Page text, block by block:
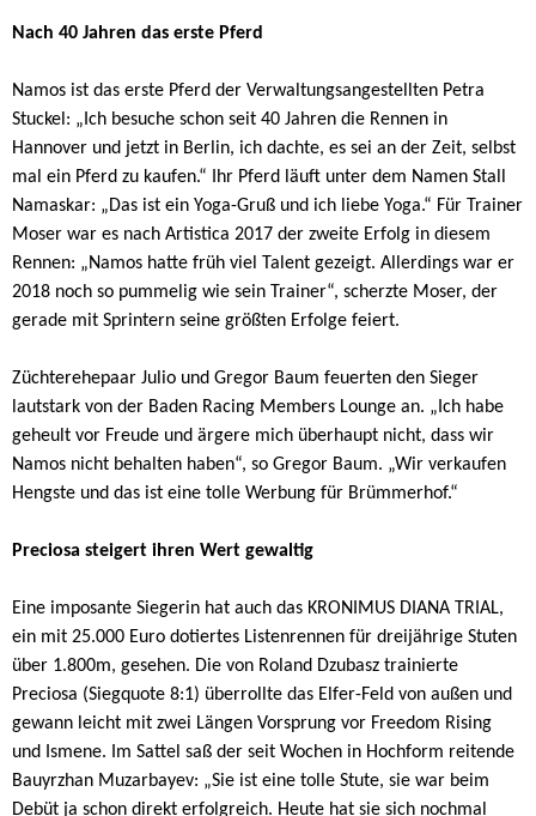
Nach 40 Jahren das erste Pferd
Namos ist das erste Pferd der Verwaltungsangestellten Petra
Stuckel: „Ich besuche schon seit 40 Jahren die Rennen in
Hannover und jetzt in Berlin, ich dachte, es sei an der Zeit, selbst
mal ein Pferd zu kaufen.“ Ihr Pferd läuft unter dem Namen Stall
Namaskar: „Das ist ein Yoga-Gruß und ich liebe Yoga.“ Für Trainer
Moser war es nach Artistica 2017 der zweite Erfolg in diesem
Rennen: „Namos hatte früh viel Talent gezeigt. Allerdings war er
2018 noch so pummelig wie sein Trainer“, scherzte Moser, der
gerade mit Sprintern seine größten Erfolge feiert.
Züchterehepaar Julio und Gregor Baum feuerten den Sieger
lautstark von der Baden Racing Members Lounge an. „Ich habe
geheult vor Freude und ärgere mich überhaupt nicht, dass wir
Namos nicht behalten haben“, so Gregor Baum. „Wir verkaufen
Hengste und das ist eine tolle Werbung für Brümmerhof.“
Preciosa steigert ihren Wert gewaltig
Eine imposante Siegerin hat auch das KRONIMUS DIANA TRIAL,
ein mit 25.000 Euro dotiertes Listenrennen für dreijährige Stuten
über 1.800m, gesehen. Die von Roland Dzubasz trainierte
Preciosa (Siegquote 8:1) überrollte das Elfer-Feld von außen und
gewann leicht mit zwei Längen Vorsprung vor Freedom Rising
und Ismene. Im Sattel saß der seit Wochen in Hochform reitende
Bauyrzhan Muzarbayev: „Sie ist eine tolle Stute, sie war beim
Debüt ja schon direkt erfolgreich. Heute hat sie sich nochmal